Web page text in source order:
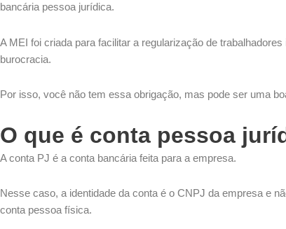
bancária pessoa jurídica.
A MEI foi criada para facilitar a regularização de
burocracia.
Por isso, você não tem essa obrigação, mas pode ser uma
O que é conta pessoa
A conta PJ é a conta bancária feita para a empresa.
Nesse caso, a identidade da conta é o CNPJ da empresa e
conta pessoa física.